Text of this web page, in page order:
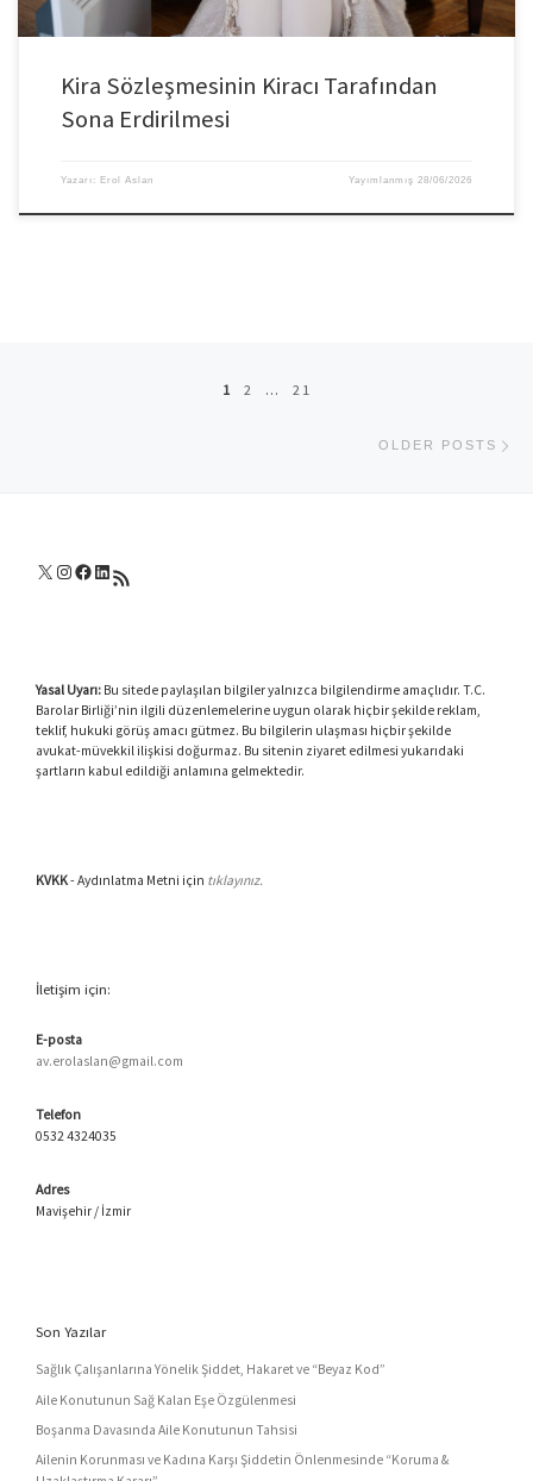
Kira Sözleşmesinin Kiracı Tarafından
Sona Erdirilmesi
Yazarı: Erol Aslan Yayımlanmış28/06/2026
1 2 … 21
OLDER POSTS
X Instagram
Facebook
LinkedIn
RSS akışı
Yasal Uyarı:Bu sitede paylaşılan bilgiler yalnızca bilgilendirme amaçlıdır. T.C.
Barolar Birliği’nin ilgili düzenlemelerine uygun olarak hiçbir şekilde reklam,
teklif, hukuki görüş amacı gütmez. Bu bilgilerin ulaşması hiçbir şekilde
avukat-müvekkil ilişkisi doğurmaz. Bu sitenin ziyaret edilmesi yukarıdaki
şartların kabul edildiği anlamına gelmektedir.
KVKK- Aydınlatma Metni için tıklayınız.
İletişim için:
E-posta
av.erolaslan@gmail.com
Telefon
0532 4324035
Adres
Mavişehir / İzmir
Son Yazılar
Sağlık Çalışanlarına Yönelik Şiddet, Hakaret ve “Beyaz Kod”
Aile Konutunun Sağ Kalan Eşe Özgülenmesi
Boşanma Davasında Aile Konutunun Tahsisi
Ailenin Korunması ve Kadına Karşı Şiddetin Önlenmesinde “Koruma &